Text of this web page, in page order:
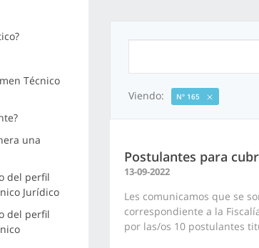
Técnico
una
del perfil
Jurídico
del perfil
Viendo: N° 165
Postulantes para
13-09-2022
Les comunicamos que se
correspondiente a la
por las/os 10 postulantes